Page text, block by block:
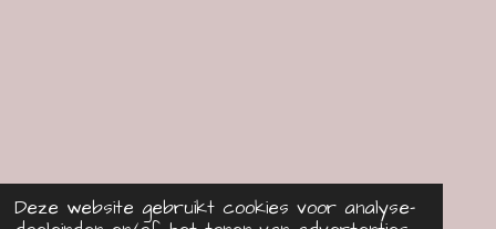
Deze website gebruikt cookies voor analyse-